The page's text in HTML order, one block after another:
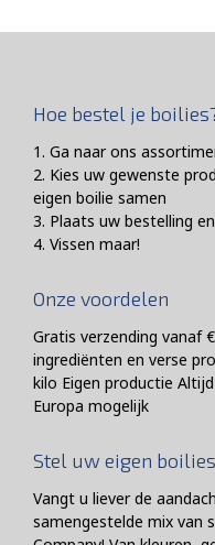
Hoe bestel je
1. Ga naar ons
2. Kies uw gewenste
eigen boilie samen
3. Plaats uw bestelling
4. Vissen maar!
Onze voordelen
Gratis verzending vanaf
ingrediënten en verse
kilo Eigen productie
Europa mogelijk
Stel uw eigen
Vangt u liever de
samengestelde mix van